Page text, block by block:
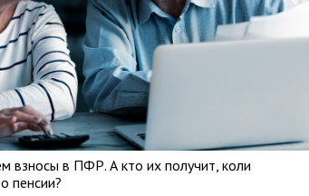
взносы в ПФР. А кто их получит, коли
пенсии?